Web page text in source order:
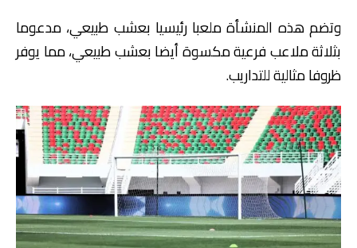
وتضم هذه المنشأة ملعبا رئيسيا بعشب طبيعي، مدعوما
بثلاثة ملاعب فرعية مكسوة أيضا بعشب طبيعي، مما يوفر
ظروفا مثالية للتداريب.